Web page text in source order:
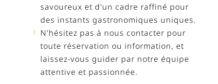
savoureux et d'un cadre raffiné pour
des instants gastronomiques uniques.
N'hésitez pas à nous contacter pour
toute réservation ou information, et
laissez-vous guider par notre équipe
attentive et passionnée.